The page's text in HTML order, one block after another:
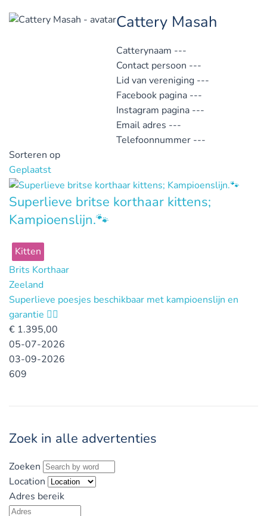
Cattery Masah
Catterynaam ---
Contact persoon ---
Lid van vereniging ---
Facebook pagina ---
Instagram pagina ---
Email adres ---
Telefoonnummer ---
Sorteren op
Geplaatst
Superlieve britse korthaar kittens;
Kampioenslijn.🐾
Kitten
Brits Korthaar
Zeeland
Superlieve poesjes beschikbaar met kampioenslijn en
garantie ❤️‍🔥
€ 1.395,00
05-07-2026
03-09-2026
609
Zoek in alle advertenties
Zoeken
Location
Adres bereik